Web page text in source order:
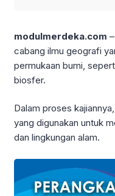
modulmerdeka.com –
cabang ilmu geografi
permukaan bumi,
biosfer.
Dalam proses
yang digunakan untuk
dan lingkungan alam.